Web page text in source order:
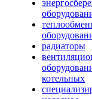
радиаторы
котельных